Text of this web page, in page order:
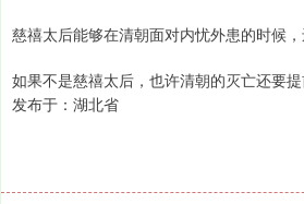
慈禧太后能够在清朝面对内忧外患的时候
如果不是慈禧太后，也许清朝的灭亡还要
发布于：湖北省